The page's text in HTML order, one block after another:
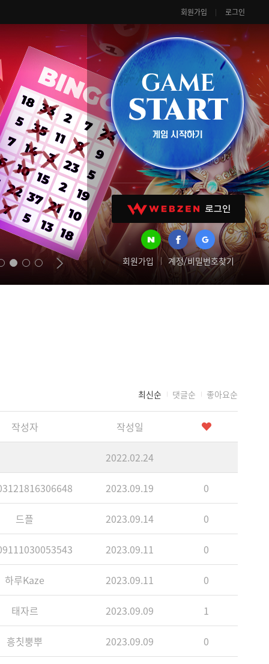
회원가입 로그인
회원가입 계정/비밀번호찾기
최신순 댓글순 좋아요순
작성자 작성일
2022.02.24
2023.09.19 0
드플 2023.09.14 0
2023.09.11 0
하루Kaze 2023.09.11 0
태자르 2023.09.09 1
흥칫뿡뿌 2023.09.09 0